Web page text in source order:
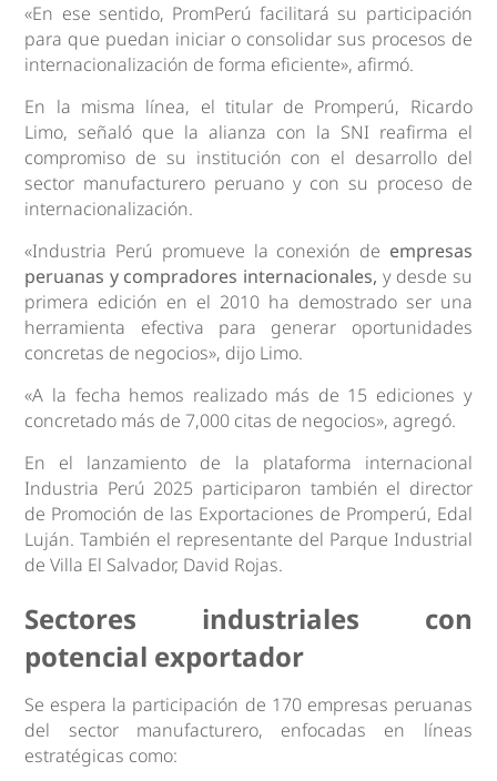
«En ese sentido, PromPerú facilitará su participación
para que puedan iniciar o consolidar sus procesos de
internacionalización de forma eficiente», afirmó.
En la misma línea, el titular de Promperú, Ricardo
Limo, señaló que la alianza con la SNI reafirma el
compromiso de su institución con el desarrollo del
sector manufacturero peruano y con su proceso de
internacionalización.
«Industria Perú promueve la conexión de empresas
peruanas y compradores internacionales, y desde su
primera edición en el 2010 ha demostrado ser una
herramienta efectiva para generar oportunidades
concretas de negocios», dijo Limo.
«A la fecha hemos realizado más de 15 ediciones y
concretado más de 7,000 citas de negocios», agregó.
En el lanzamiento de la plataforma internacional
Industria Perú 2025 participaron también el director
de Promoción de las Exportaciones de Promperú, Edal
Luján. También el representante del Parque Industrial
de Villa El Salvador, David Rojas.
Sectores industriales con
potencial exportador
Se espera la participación de 170 empresas peruanas
del sector manufacturero, enfocadas en líneas
estratégicas como: